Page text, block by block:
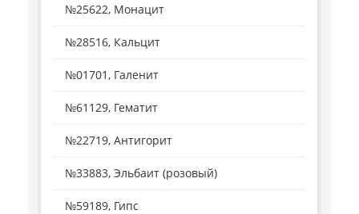
№25622, Монацит
№28516, Кальцит
№01701, Галенит
№61129, Гематит
№22719, Антигорит
№33883, Эльбаит (розовый)
№59189, Гипс